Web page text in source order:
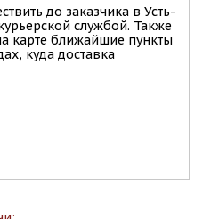
до заказчика в Усть-
службой. Также
карте ближайшие пункты
куда доставка